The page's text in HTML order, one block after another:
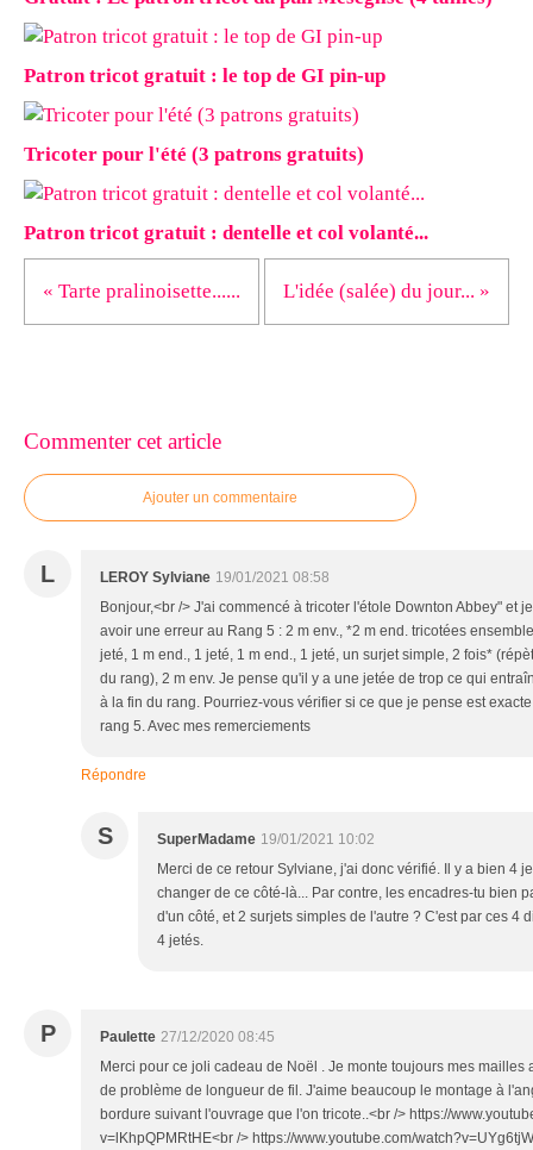
Patron tricot gratuit : le top de GI pin-up
Tricoter pour l'été (3 patrons gratuits)
Patron tricot gratuit : dentelle et col volanté...
« Tarte pralinoisette...... L'idée (salée) du jour... »
Commenter cet article
Ajouter un commentaire
L LEROY Sylviane 19/01/2021 08:58
Bonjour,<br /> J'ai commencé à tricoter l'étole Downton Abbey" et
avoir une erreur au Rang 5 : 2 m env., *2 m end. tricotées
jeté, 1 m end., 1 jeté, 1 m end., 1 jeté, un surjet simple, 2 fois*
du rang), 2 m env. Je pense qu'il y a une jetée de trop ce qui
à la fin du rang. Pourriez-vous vérifier si ce que je pense est
rang 5. Avec mes remerciements
Répondre
S SuperMadame 19/01/2021 10:02
Merci de ce retour Sylviane, j'ai donc vérifié. Il y a bien 4
changer de ce côté-là... Par contre, les encadres-tu bien
d'un côté, et 2 surjets simples de l'autre ? C'est par ces 4
4 jetés.
P Paulette 27/12/2020 08:45
Merci pour ce joli cadeau de Noël . Je monte toujours mes
de problème de longueur de fil. J'aime beaucoup le montage à
bordure suivant l'ouvrage que l'on tricote..<br /> https://
v=lKhpQPMRtHE<br /> https://www.youtube.com/